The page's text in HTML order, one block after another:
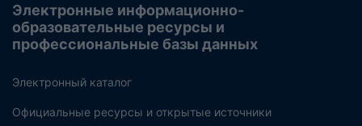
Электронные информационно-
образовательные ресурсы и
профессиональные базы данных
Электронный каталог
Официальные ресурсы и открытые источники